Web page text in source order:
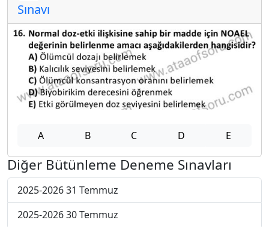
Sınavı
A B C D E
Diğer Bütünleme Deneme Sınavları
2025-2026 31 Temmuz
2025-2026 30 Temmuz